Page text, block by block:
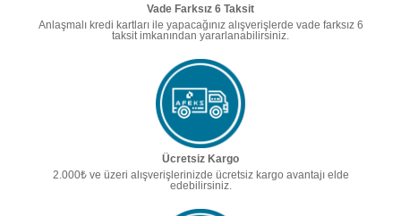
Vade Farksız 6 Taksit
Anlaşmalı kredi kartları ile yapacağınız alışverişlerde vade farksız 6
taksit imkanından yararlanabilirsiniz.
Ücretsiz Kargo
2.000₺ ve üzeri alışverişlerinizde ücretsiz kargo avantajı elde
edebilirsiniz.